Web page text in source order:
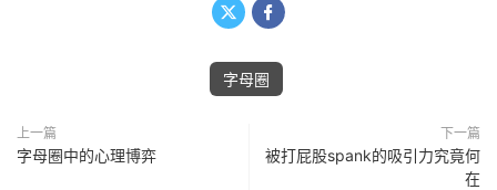
 
字母圈
上一篇
字母圈中的心理博弈
下一篇
被打屁股spank的吸引力究竟何
在